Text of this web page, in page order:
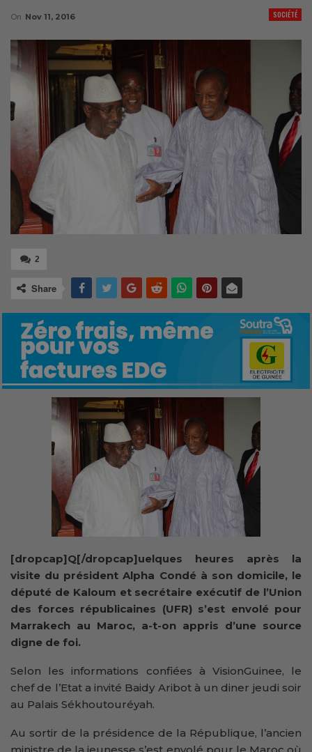
SOCIÉTÉ
On Nov 11, 2016
2
Share
[dropcap]Q[/dropcap]uelques heures après la
visite du président Alpha Condé à son domicile, le
député de Kaloum et secrétaire exécutif de l’Union
des forces républicaines (UFR) s’est envolé pour
Marrakech au Maroc, a-t-on appris d’une source
digne de foi.
Selon les informations confiées à VisionGuinee, le
chef de l’Etat a invité Baidy Aribot à un diner jeudi soir
au Palais Sékhoutouréyah.
Au sortir de la présidence de la République, l’ancien